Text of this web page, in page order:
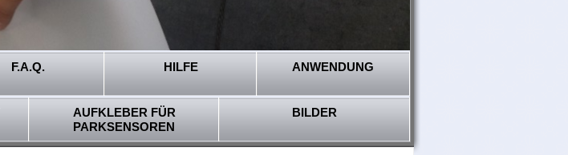
F.A.Q. HILFE ANWENDUNG
AUFKLEBER FÜR
PARKSENSOREN
BILDER